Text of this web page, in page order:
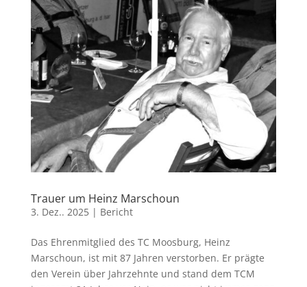
Trauer um Heinz Marschoun
3. Dez.. 2025| Bericht
Das Ehrenmitglied des TC Moosburg, Heinz
Marschoun, ist mit 87 Jahren verstorben. Er prägte
den Verein über Jahrzehnte und stand dem TCM